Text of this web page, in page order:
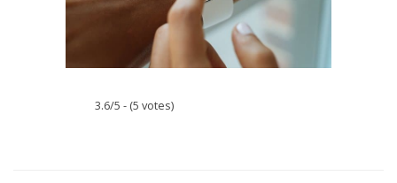
3.6/5 - (5 votes)